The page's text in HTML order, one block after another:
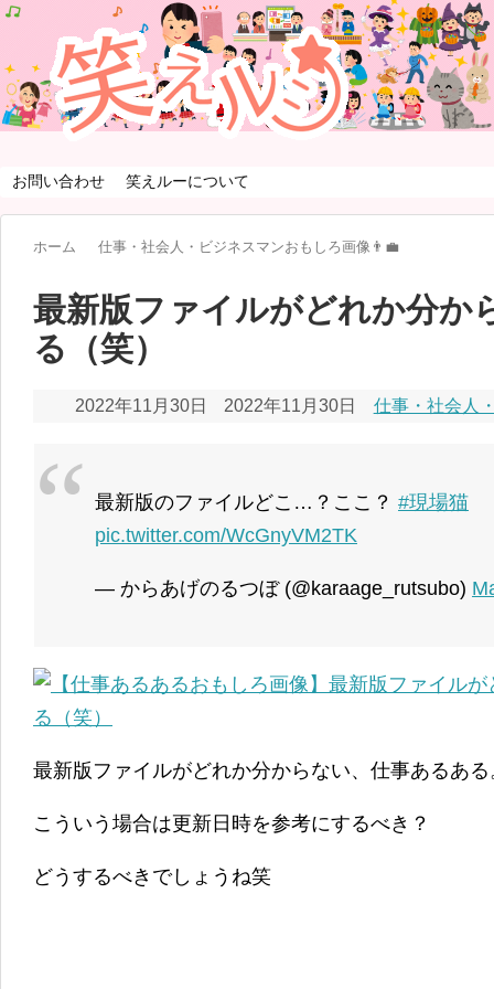
お問い合わせ 笑えルーについて
ホーム 仕事・社会人・ビジネスマンおもしろ画像👨‍💼
最新版ファイルがどれか分か
る（笑）
2022年11月30日 2022年11月30日 仕事・社会人
最新版のファイルどこ…？ここ？ #現場猫
pic.twitter.com/WcGnyVM2TK
— からあげのるつぼ (@karaage_rutsubo)
最新版ファイルがどれか分からない、仕事あるある
こういう場合は更新日時を参考にするべき？
どうするべきでしょうね笑